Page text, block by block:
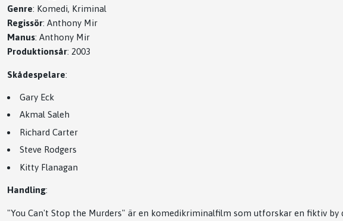
Genre: Komedi, Kriminal
Regissör: Anthony Mir
Manus: Anthony Mir
Produktionsår: 2003
Skådespelare:
Gary Eck
Akmal Saleh
Richard Carter
Steve Rodgers
Kitty Flanagan
Handling:
"You Can't Stop the Murders" är en komedikriminalfilm som utforskar en fiktiv by